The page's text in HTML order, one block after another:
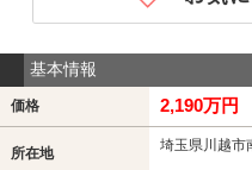
基本情報
価格 2,190万円
所在地 埼玉県川越市